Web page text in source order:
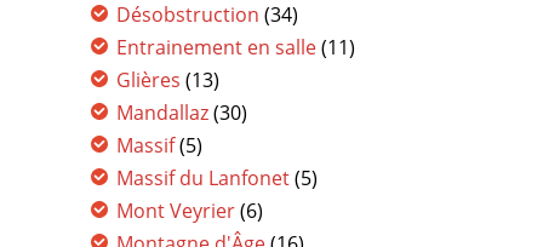
Désobstruction (34)
Entrainement en salle(11)
Glières (13)
Mandallaz(30)
Massif(5)
Massif du Lanfonet(5)
Mont Veyrier(6)